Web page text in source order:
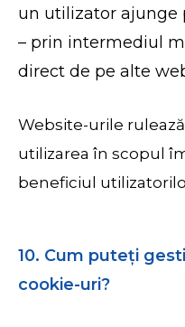
un utilizator ajunge
– prin intermediul
direct de pe alte
Website-urile
utilizarea în scopul
beneficiul
10. Cum puteți
cookie-uri?